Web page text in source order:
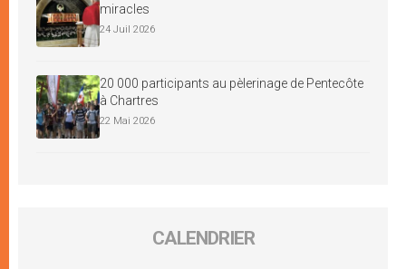
miracles
24 Juil 2026
20 000 participants au pèlerinage de Pentecôte
à Chartres
22 Mai 2026
CALENDRIER